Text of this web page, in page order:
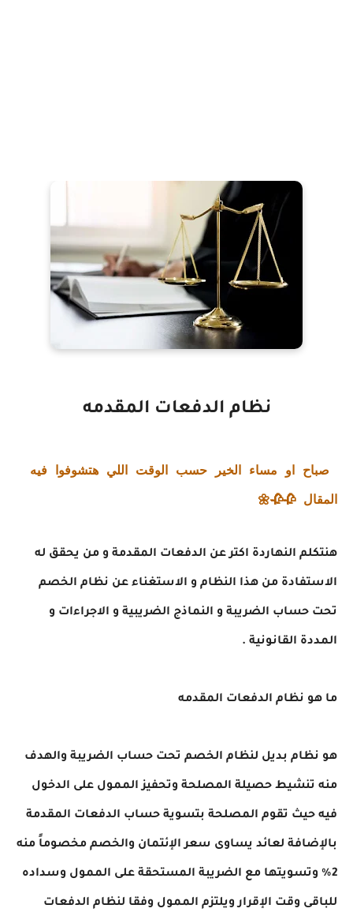
نظام الدفعات المقدمه
صباح او مساء الخير حسب الوقت اللي هتشوفوا فيه
المقال 🥀🥀🌼
هنتكلم النهاردة اكتر عن الدفعات المقدمة و من يحقق له
الاستفادة من هذا النظام و الاستغناء عن نظام الخصم
تحت حساب الضريبة و النماذج الضريبية و الاجراءات و
المددة القانونية .
ما هو نظام الدفعات المقدمه
هو نظام بديل لنظام الخصم تحت حساب الضريبة والهدف
منه تنشيط حصيلة المصلحة وتحفيز الممول على الدخول
فيه حيث تقوم المصلحة بتسوية حساب الدفعات المقدمة
بالإضافة لعائد يساوى سعر الإئتمان والخصم مخصوماً منه
2% وتسويتها مع الضريبة المستحقة على الممول وسداده
للباقى وقت الإقرار ويلتزم الممول وفقا لنظام الدفعات